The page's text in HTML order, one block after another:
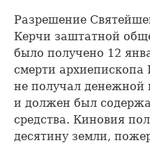
Разрешение
Керчи заштатной
было получено 12
смерти
не получал денежной
и должен был
средства. Киновия
десятину земли,